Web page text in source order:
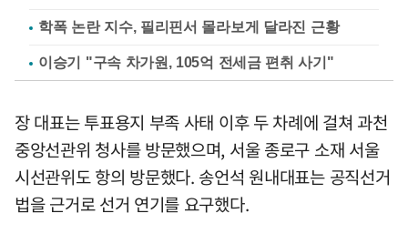
학폭 논란 지수, 필리핀서 몰라보게 달라진 근황
이승기 "구속 차가원, 105억 전세금 편취 사기"
장 대표는 투표용지 부족 사태 이후 두 차례에 걸쳐 과천
중앙선관위 청사를 방문했으며, 서울 종로구 소재 서울
시선관위도 항의 방문했다. 송언석 원내대표는 공직선거
법을 근거로 선거 연기를 요구했다.